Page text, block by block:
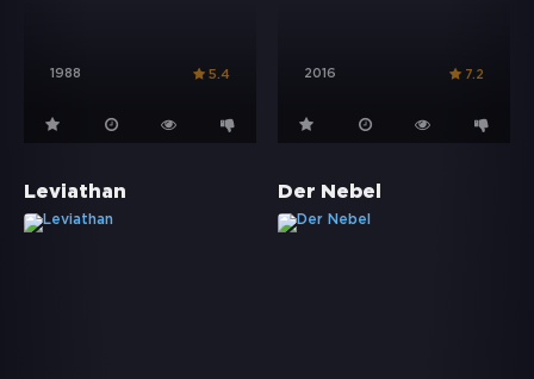
1988 5.4 2016 7.2
Leviathan Der Nebel